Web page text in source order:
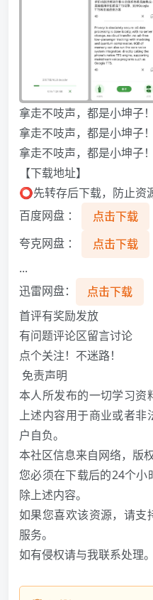
拿走不吱声，都是小坤子！
拿走不吱声，都是小坤子！
拿走不吱声，都是小坤子！
【下载地址】
⭕先转存后下载，防止资
百度网盘 ：
点击下载
夸克网盘 ：
点击下载
...
迅雷网盘：
点击下载
️首评有奖励发放️
️有问题评论区留言讨论️
️点个关注！不迷路！️
️ 免责声明
本人所发布的一切学习资
上述内容用于商业或者非
户自负。
本社区信息来自网络，版
您必须在下载后的24个
除上述内容。
如果您喜欢该资源，请支
服务。
如有侵权请与我联系处理。